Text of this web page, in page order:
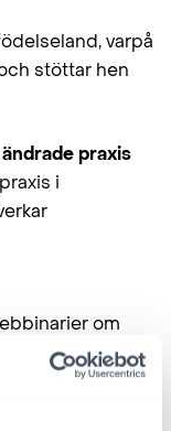
varpå
stöttar hen
praxis
i
om
möjligheter för